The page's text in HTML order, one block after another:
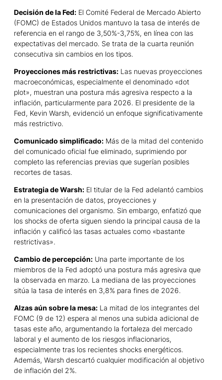
Decisión de la Fed: El Comité Federal de Mercado Abierto
(FOMC) de Estados Unidos mantuvo la tasa de interés de
referencia en el rango de 3,50%-3,75%, en línea con las
expectativas del mercado. Se trata de la cuarta reunión
consecutiva sin cambios en los tipos.
Proyecciones más restrictivas: Las nuevas proyecciones
macroeconómicas, especialmente el denominado «dot
plot», muestran una postura más agresiva respecto a la
inflación, particularmente para 2026. El presidente de la
Fed, Kevin Warsh, evidenció un enfoque significativamente
más restrictivo.
Comunicado simplificado: Más de la mitad del contenido
del comunicado oficial fue eliminado, suprimiendo por
completo las referencias previas que sugerían posibles
recortes de tasas.
Estrategia de Warsh: El titular de la Fed adelantó cambios
en la presentación de datos, proyecciones y
comunicaciones del organismo. Sin embargo, enfatizó que
los shocks de oferta siguen siendo la principal causa de la
inflación y calificó las tasas actuales como «bastante
restrictivas».
Cambio de percepción: Una parte importante de los
miembros de la Fed adoptó una postura más agresiva que
la observada en marzo. La mediana de las proyecciones
sitúa la tasa de interés en 3,8% para fines de 2026.
Alzas aún sobre la mesa: La mitad de los integrantes del
FOMC (9 de 12) espera al menos una subida adicional de
tasas este año, argumentando la fortaleza del mercado
laboral y el aumento de los riesgos inflacionarios,
especialmente tras los recientes shocks energéticos.
Además, Warsh descartó cualquier modificación al objetivo
de inflación del 2%.